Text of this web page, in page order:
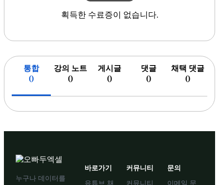
획득한 수료증이 없습니다.
통합
()
강의 노트
()
게시글
()
댓글
()
채택 댓글
()
누구나 데이터를
바로가기
유튜브 채
커뮤니티
커뮤니티
문의
이메일 문